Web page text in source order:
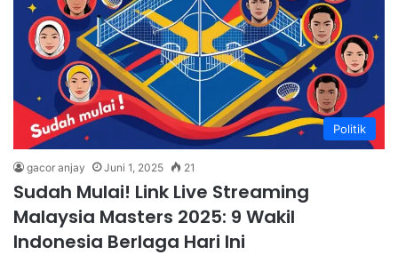
Politik
gacor anjay Juni 1, 2025 21
Sudah Mulai! Link Live Streaming
Malaysia Masters 2025: 9 Wakil
Indonesia Berlaga Hari Ini